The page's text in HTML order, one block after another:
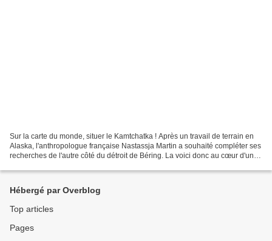
Sur la carte du monde, situer le Kamtchatka ! Après un travail de terrain en
Alaska, l'anthropologue française Nastassja Martin a souhaité compléter ses
recherches de l'autre côté du détroit de Béring. La voici donc au cœur d'une
Hébergé par Overblog
Top articles
Pages